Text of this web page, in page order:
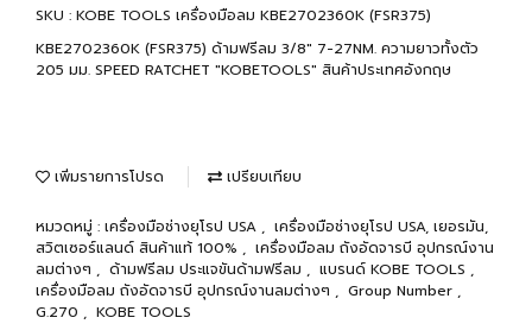
SKU : KOBE TOOLS เครื่องมือลม KBE2702360K (FSR375)
KBE2702360K (FSR375) ด้ามฟรีลม 3/8" 7-27NM. ความยาวทั้งตัว
205 มม. SPEED RATCHET "KOBETOOLS" สินค้าประเทศอังกฤษ
เพิ่มรายการโปรด เปรียบเทียบ
หมวดหมู่ : เครื่องมือช่างยุโรป USA , เครื่องมือช่างยุโรป USA, เยอรมัน,
สวิตเซอร์แลนด์ สินค้าแท้ 100% , เครื่องมือลม ถังอัดจารบี อุปกรณ์งาน
ลมต่างๆ , ด้ามฟรีลม ประแจขันด้ามฟรีลม , แบรนด์ KOBE TOOLS ,
เครื่องมือลม ถังอัดจารบี อุปกรณ์งานลมต่างๆ , Group Number ,
G.270 , KOBE TOOLS